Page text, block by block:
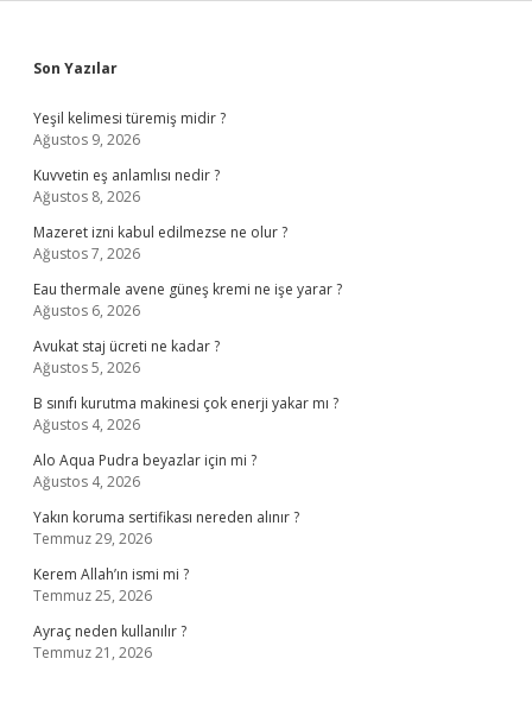
Sidebar
Son Yazılar
Yeşil kelimesi türemiş midir ?
Ağustos 9, 2026
Kuvvetin eş anlamlısı nedir ?
Ağustos 8, 2026
Mazeret izni kabul edilmezse ne olur ?
Ağustos 7, 2026
Eau thermale avene güneş kremi ne işe yarar ?
Ağustos 6, 2026
Avukat staj ücreti ne kadar ?
Ağustos 5, 2026
B sınıfı kurutma makinesi çok enerji yakar mı ?
Ağustos 4, 2026
Alo Aqua Pudra beyazlar için mi ?
Ağustos 4, 2026
Yakın koruma sertifikası nereden alınır ?
Temmuz 29, 2026
Kerem Allah’ın ismi mi ?
Temmuz 25, 2026
Ayraç neden kullanılır ?
Temmuz 21, 2026